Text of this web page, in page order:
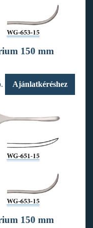
150 mm
Ajánlatkéréshez
150 mm